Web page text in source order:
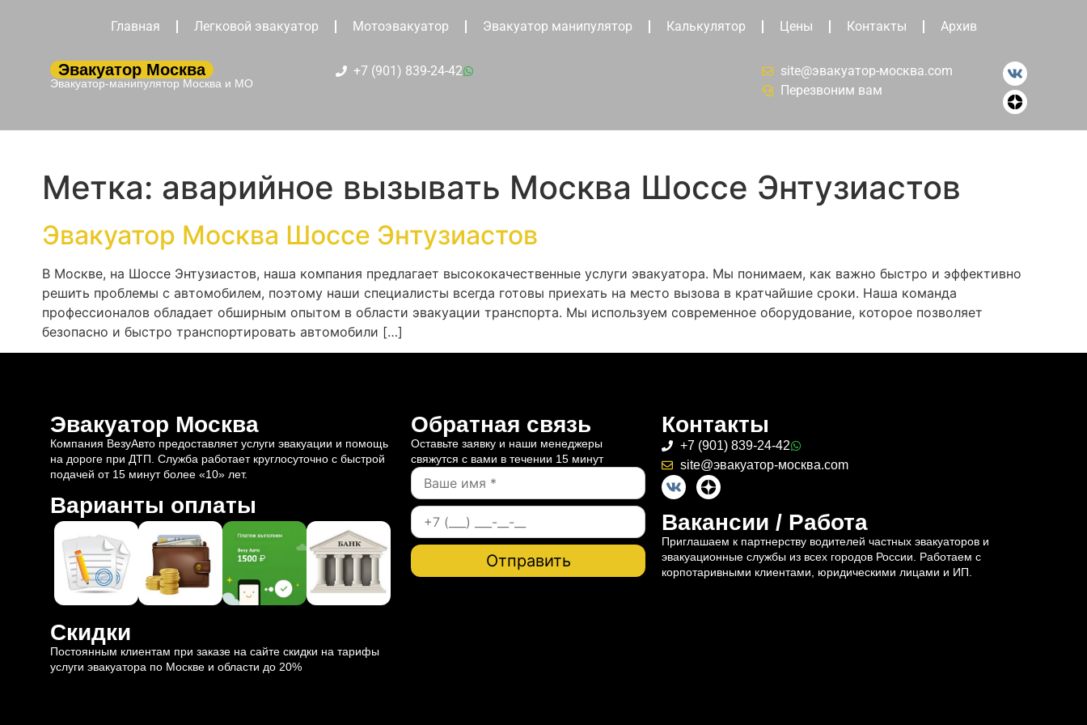
Главная Легковой эвакуатор Мотоэвакуатор Эвакуатор манипулятор Калькулятор Цены Контакты Архив
Эвакуатор Москва
Эвакуатор-манипулятор Москва и МО
+7 (901) 839-24-42
site@эвакуатор-москва.com
Перезвоним вам
Метка: аварийное вызывать Москва Шоссе Энтузиастов
Эвакуатор Москва Шоссе Энтузиастов
В Москве, на Шоссе Энтузиастов, наша компания предлагает высококачественные услуги эвакуатора. Мы понимаем, как важно быстро и эффективно
решить проблемы с автомобилем, поэтому наши специалисты всегда готовы приехать на место вызова в кратчайшие сроки. Наша команда
профессионалов обладает обширным опытом в области эвакуации транспорта. Мы используем современное оборудование, которое позволяет
безопасно и быстро транспортировать автомобили […]
Эвакуатор Москва
Компания ВезуАвто предоставляет услуги эвакуации и помощь
на дороге при ДТП. Служба работает круглосуточно с быстрой
подачей от 15 минут более «10» лет.
Варианты оплаты
Скидки
Постоянным клиентам при заказе на сайте скидки на тарифы
услуги эвакуатора по Москве и области до 20%
Обратная связь
Оставьте заявку и наши менеджеры
свяжутся с вами в течении 15 минут
Контакты
+7 (901) 839-24-42
site@эвакуатор-москва.com
Вакансии / Работа
Приглашаем к партнерству водителей частных эвакуаторов и
эвакуационные службы из всех городов России. Работаем с
корпотаривными клиентами, юридическими лицами и ИП.